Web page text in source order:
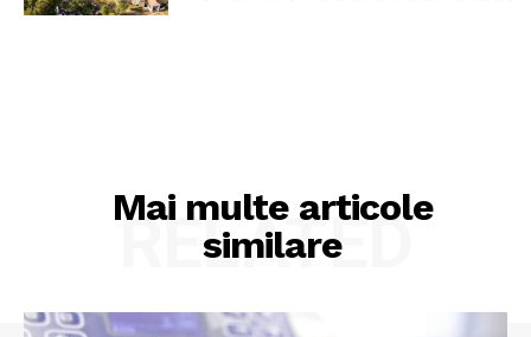
Mai multe articole
similare
RELATED